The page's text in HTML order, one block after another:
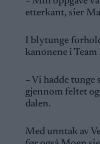
etterkant, sier
I blytunge
kanonene i
– Vi hadde tunge
gjennom feltet
dalen.
Med unntak av